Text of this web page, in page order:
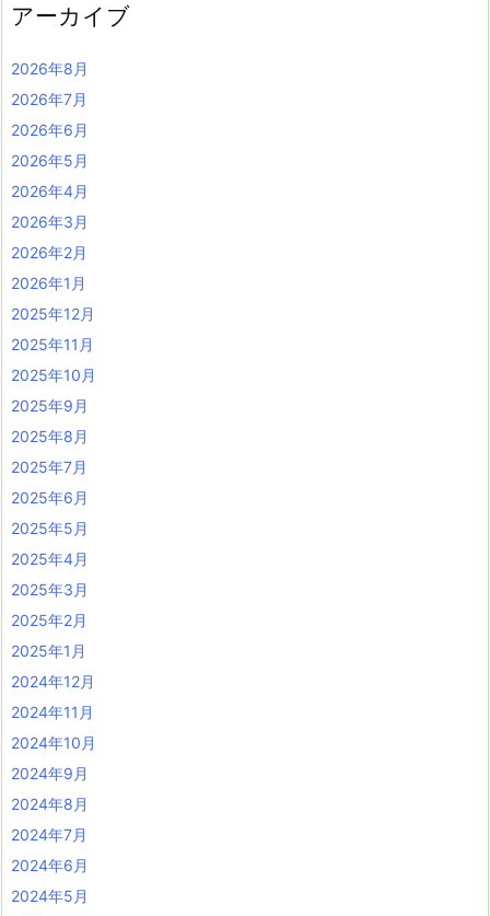
アーカイブ
2026年8月
2026年7月
2026年6月
2026年5月
2026年4月
2026年3月
2026年2月
2026年1月
2025年12月
2025年11月
2025年10月
2025年9月
2025年8月
2025年7月
2025年6月
2025年5月
2025年4月
2025年3月
2025年2月
2025年1月
2024年12月
2024年11月
2024年10月
2024年9月
2024年8月
2024年7月
2024年6月
2024年5月